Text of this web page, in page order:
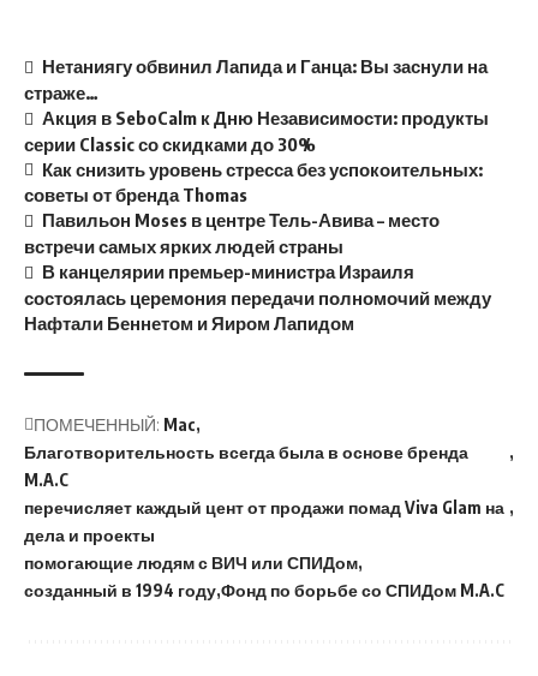
Нетаниягу обвинил Лапида и Ганца: Вы заснули на
страже…
Акция в SeboCalm к Дню Независимости: продукты
серии Classic со скидками до 30%
Как снизить уровень стресса без успокоительных:
советы от бренда Thomas
Павильон Moses в центре Тель-Авива – место
встречи самых ярких людей страны
В канцелярии премьер-министра Израиля
состоялась церемония передачи полномочий между
Нафтали Беннетом и Яиром Лапидом
ПОМЕЧЕННЫЙ: Mac
Благотворительность всегда была в основе бренда
M.A.C
перечисляет каждый цент от продажи помад Viva Glam на
дела и проекты
помогающие людям с ВИЧ или СПИДом
созданный в 1994 году Фонд по борьбе со СПИДом M.A.C